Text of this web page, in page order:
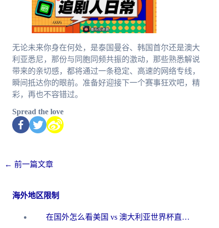
无论未来你身在何处，是泰国曼谷、韩国首尔还是澳大
利亚悉尼，那份与同胞同频共振的激动，那些熟悉解说
带来的亲切感，都将通过一条稳定、高速的网络专线，
瞬间抵达你的眼前。准备好迎接下一个赛事狂欢吧，精
彩，再也不容错过。
Spread the love
← 前一篇文章
海外地区限制
在国外怎么看美国 vs 澳大利亚世界杯直播？海外党必藏的中文解说观赛指南